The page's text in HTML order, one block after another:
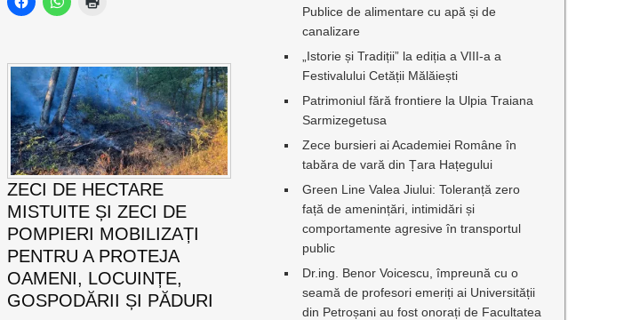
ZECI DE HECTARE
MISTUITE ȘI ZECI DE
POMPIERI MOBILIZAȚI
PENTRU A PROTEJA
OAMENI, LOCUINȚE,
GOSPODĂRII ȘI PĂDURI
Publice de alimentare cu apă și de
canalizare
„Istorie și Tradiții” la ediția a VIII-a a
Festivalului Cetății Mălăiești
Patrimoniul fără frontiere la Ulpia Traiana
Sarmizegetusa
Zece bursieri ai Academiei Române în
tabăra de vară din Țara Hațegului
Green Line Valea Jiului: Toleranță zero
față de amenințări, intimidări și
comportamente agresive în transportul
public
Dr.ing. Benor Voicescu, împreună cu o
seamă de profesori emeriți ai Universității
din Petroșani au fost onorați de Facultatea